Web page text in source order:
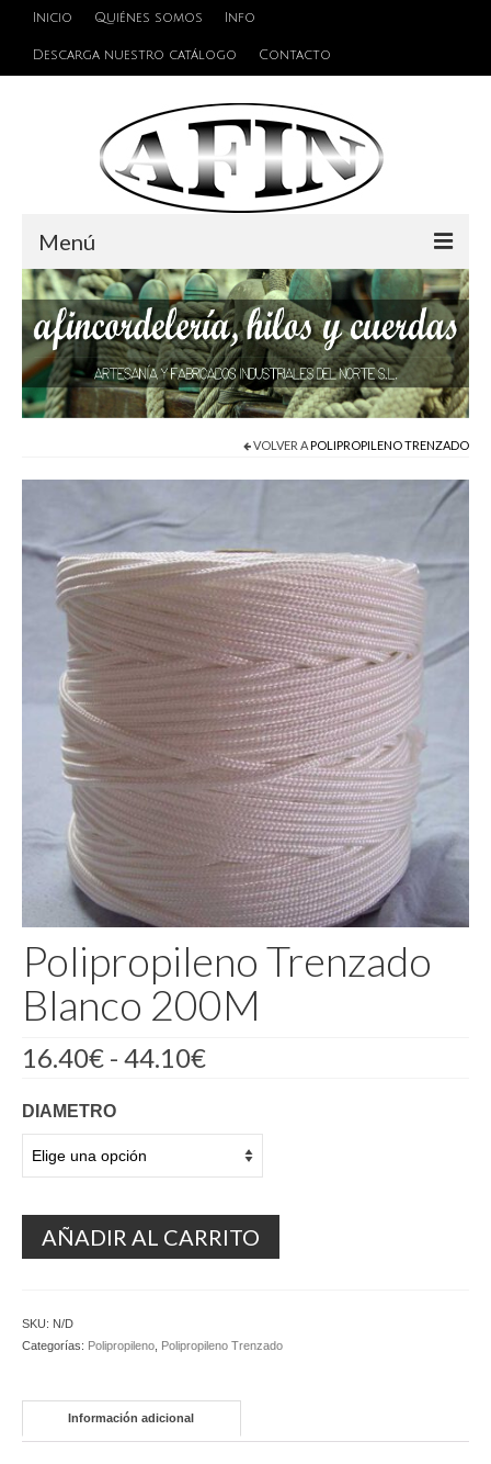
Inicio Quiénes somos Info
Descarga nuestro catálogo Contacto
Menú
Cuerdas
Hilos
Alambres y Cables
Accesorios de unión
Pegamento
VOLVER APOLIPROPILENO TRENZADO
Polipropileno Trenzado
Blanco 200M
16.40€ - 44.10€Rango
16.40€
hasta
44.10€
DIAMETRO
AÑADIR AL CARRITO
SKU: N/D
Categorías: Polipropileno Polipropileno Trenzado
Información adicional